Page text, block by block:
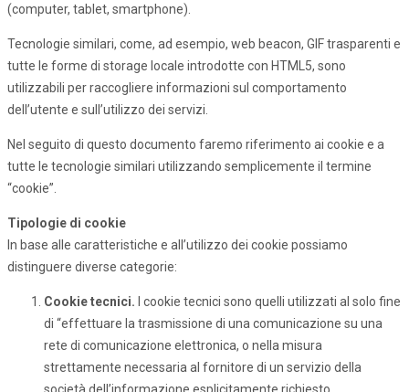
(computer, tablet, smartphone).
Tecnologie similari, come, ad esempio, web beacon, GIF trasparenti e
tutte le forme di storage locale introdotte con HTML5, sono
utilizzabili per raccogliere informazioni sul comportamento
dell’utente e sull’utilizzo dei servizi.
Nel seguito di questo documento faremo riferimento ai cookie e a
tutte le tecnologie similari utilizzando semplicemente il termine
“cookie”.
Tipologie di cookie
In base alle caratteristiche e all’utilizzo dei cookie possiamo
distinguere diverse categorie:
Cookie tecnici. I cookie tecnici sono quelli utilizzati al solo fine
di “effettuare la trasmissione di una comunicazione su una
rete di comunicazione elettronica, o nella misura
strettamente necessaria al fornitore di un servizio della
società dell’informazione esplicitamente richiesto